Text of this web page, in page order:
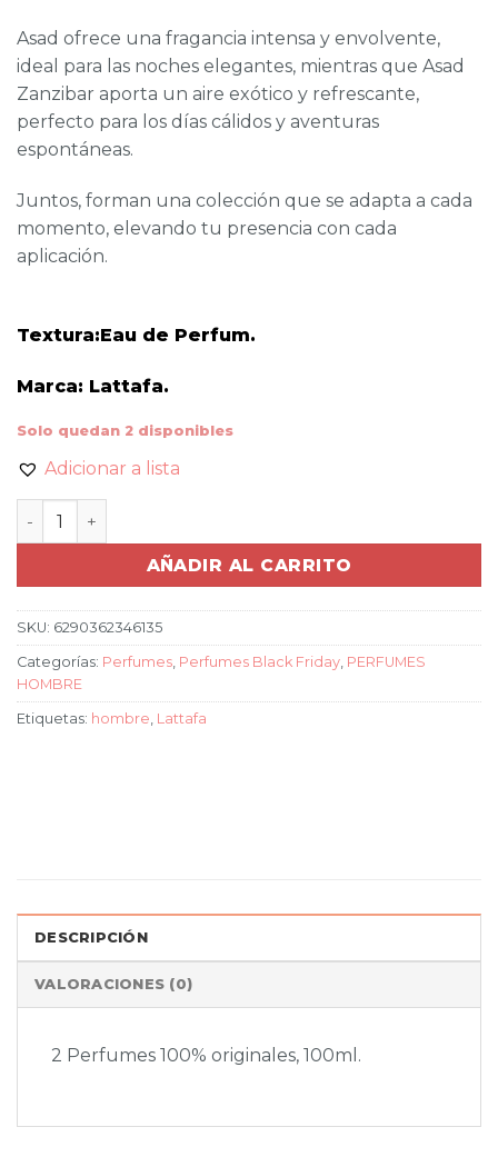
Asad ofrece una fragancia intensa y envolvente,
ideal para las noches elegantes, mientras que Asad
Zanzibar aporta un aire exótico y refrescante,
perfecto para los días cálidos y aventuras
espontáneas.
Juntos, forman una colección que se adapta a cada
momento, elevando tu presencia con cada
aplicación.
Textura:Eau de Perfum.
Marca: Lattafa.
Solo quedan 2 disponibles
Adicionar a lista
SET ASAD+ ZAMZÍBAR PARA HOMBRES cantidad
AÑADIR AL CARRITO
SKU: 6290362346135
Categorías: Perfumes, Perfumes Black Friday, PERFUMES
HOMBRE
Etiquetas: hombre, Lattafa
DESCRIPCIÓN
VALORACIONES (0)
2 Perfumes 100% originales, 100ml.